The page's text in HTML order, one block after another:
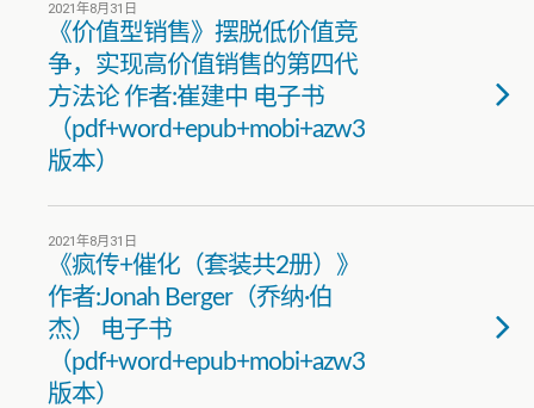
2021年8月31日
《价值型销售》摆脱低价值竞
争，实现高价值销售的第四代
方法论 作者:崔建中 电子书
（pdf+word+epub+mobi+azw3
版本）
2021年8月31日
《疯传+催化（套装共2册）》
作者:Jonah Berger（乔纳·伯
杰） 电子书
（pdf+word+epub+mobi+azw3
版本）